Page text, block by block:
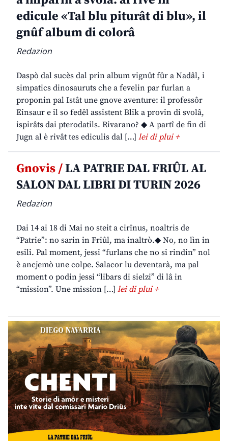
edicule «Tal blu piturât di blu», il
gnûf album di colorâ
Redazion
Daspò dal sucès dal prin album vignût fûr a Nadâl, i
simpatics dinosauruts che a fevelin par furlan a
proponin pal Istât une gnove aventure: il professôr
Einsaur e il so fedêl assistent Blik a provin di svolâ,
ispirâts dai pterodatils. Rivarano? ◆ A partî de fin di
Jugn al è rivât tes ediculis dal […] lei di plui +
Gnovis /LA PATRIE DAL FRIÛL AL
SALON DAL LIBRI DI TURIN 2026
Redazion
Dai 14 ai 18 di Mai no steit a cirînus, noaltris de
“Patrie”: no sarin in Friûl, ma inaltrò.◆ No, no lìn in
esili. Pal moment, jessi “furlans che no si rindin” nol
è ancjemò une colpe. Salacor lu deventarà, ma pal
moment o podin jessi “libars di sielzi” di lâ in
“mission”. Une mission […] lei di plui +